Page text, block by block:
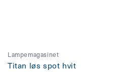
Lampemagasinet
Titan løs spot hvit